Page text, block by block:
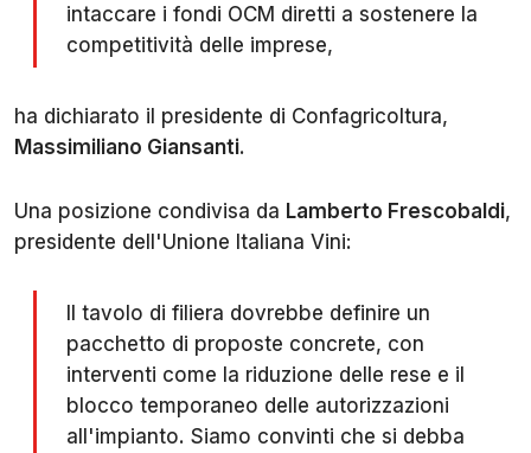
intaccare i fondi OCM diretti a sostenere la
competitività delle imprese,
ha dichiarato il presidente di Confagricoltura,
Massimiliano Giansanti.
Una posizione condivisa da Lamberto Frescobaldi,
presidente dell'Unione Italiana Vini:
Il tavolo di filiera dovrebbe definire un
pacchetto di proposte concrete, con
interventi come la riduzione delle rese e il
blocco temporaneo delle autorizzazioni
all'impianto. Siamo convinti che si debba